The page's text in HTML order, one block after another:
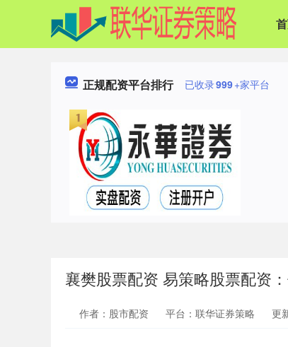
正规配资平台排行 已收录999+家平台
襄樊股票配资 易策略股票配资
作者：股市配资 平台：联华证券策略 更